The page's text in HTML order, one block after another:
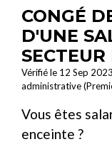
CONGÉ
D'UNE
SECTEUR
Vérifié le 12 Sep
administrative
Vous êtes
enceinte ?